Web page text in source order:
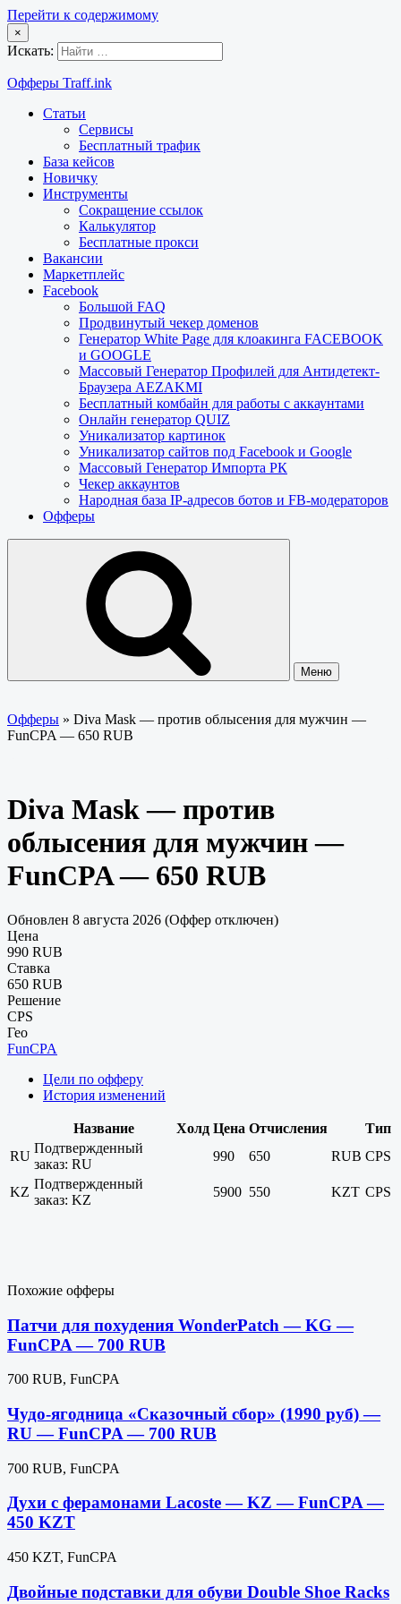
Перейти к содержимому
×
Искать:
Офферы Traff.ink
Статьи
Сервисы
Бесплатный трафик
База кейсов
Новичку
Инструменты
Сокращение ссылок
Калькулятор
Бесплатные прокси
Вакансии
Маркетплейс
Facebook
Большой FAQ
Продвинутый чекер доменов
Генератор White Page для клоакинга FACEBOOK
и GOOGLE
Массовый Генератор Профилей для Антидетект-
Браузера AEZAKMI
Бесплатный комбайн для работы с аккаунтами
Онлайн генератор QUIZ
Уникализатор картинок
Уникализатор сайтов под Facebook и Google
Массовый Генератор Импорта РК
Чекер аккаунтов
Народная база IP-адресов ботов и FB-модераторов
Офферы
Меню
Офферы » Diva Mask — против облысения для мужчин —
FunCPA — 650 RUB
Diva Mask — против
облысения для мужчин —
FunCPA — 650 RUB
Обновлен 8 августа 2026 (Оффер отключен)
Цена
990 RUB
Ставка
650 RUB
Решение
CPS
Гео
FunCPA
Цели по офферу
История изменений
Название Холд Цена Отчисления
Тип
RU
Подтвержденный
заказ: RU
990 650 RUB CPS
KZ
Подтвержденный
заказ: KZ
5900 550 KZT CPS
Похожие офферы
Патчи для похудения WonderPatch — KG —
FunCPA — 700 RUB
700 RUB, FunCPA
Чудо-ягодница «Сказочный сбор» (1990 руб) —
RU — FunCPA — 700 RUB
700 RUB, FunCPA
Духи с ферамонами Lacoste — KZ — FunCPA —
450 KZT
450 KZT, FunCPA
Двойные подставки для обуви Double Shoe Racks